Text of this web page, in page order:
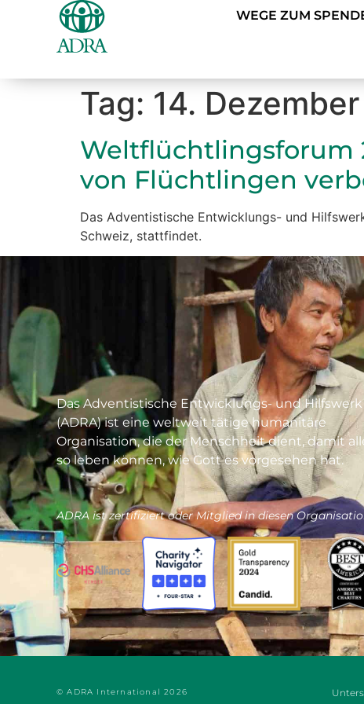
WEGE ZUM
Tag: 14.
Weltflüchtlingsforum
von Flüchtlingen
Das Adventistische Entwicklungs- und
Schweiz, stattfindet.
Das Adventistische Entwicklungs- und Hilfswerk
(ADRA) ist eine weltweit tätige humanitäre
Organisation, die der Menschheit dient, damit
so leben können, wie Gott es vorgesehen hat.
ADRA ist zertifiziert oder Mitglied in diesen
© ADRA International 2026